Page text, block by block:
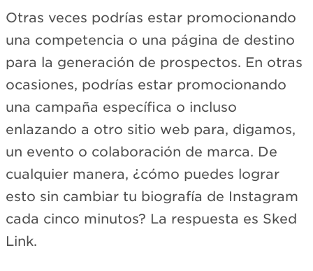
Otras veces podrías estar promocionando
una competencia o una página de destino
para la generación de prospectos. En otras
ocasiones, podrías estar promocionando
una campaña específica o incluso
enlazando a otro sitio web para, digamos,
un evento o colaboración de marca. De
cualquier manera, ¿cómo puedes lograr
esto sin cambiar tu biografía de Instagram
cada cinco minutos? La respuesta es Sked
Link.